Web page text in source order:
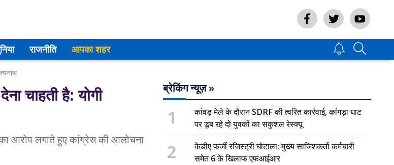
राजनीति आपका शहर
चाहती है: योगी
आरोप लगाते हुए कांग्रेस की आलोचना
ब्रेकिंग न्यूज़ »
1
कांवड़ मेले के दौरान SDRF की त्वरित कार्रवाई, कांगड़ा घाट
पर डूब रहे दो युवकों का सकुशल रेस्क्यू
2
केडीए फर्जी रजिस्ट्री घोटाला: मुख्य साजिशकर्ता कर्मचारी
समेत 6 के खिलाफ एफआईआर